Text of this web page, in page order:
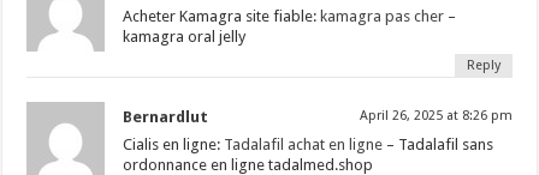
Acheter Kamagra site fiable: kamagra pas cher –
kamagra oral jelly
Reply
Bernardlut April 26, 2025 at 8:26 pm
Cialis en ligne: Tadalafil achat en ligne – Tadalafil sans
ordonnance en ligne tadalmed.shop